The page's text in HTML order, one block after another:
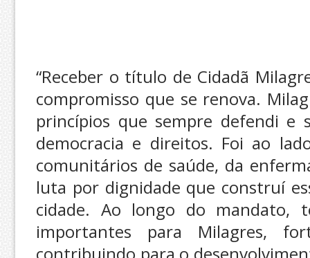
“Receber o título de Cidadã
compromisso que se renova.
princípios que sempre defendi e
democracia e direitos. Foi ao
comunitários de saúde, da
luta por dignidade que construí
cidade. Ao longo do mandato,
importantes para Milagres,
contribuindo para o